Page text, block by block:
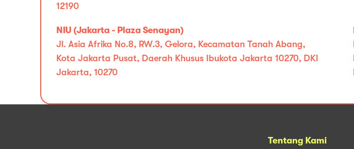
12190
NIU (Jakarta - Plaza Senayan)
Jl. Asia Afrika No.8, RW.3, Gelora, Kecamatan Tanah Abang,
Kota Jakarta Pusat, Daerah Khusus Ibukota Jakarta 10270, DKI
Jakarta, 10270
Tentang Kami